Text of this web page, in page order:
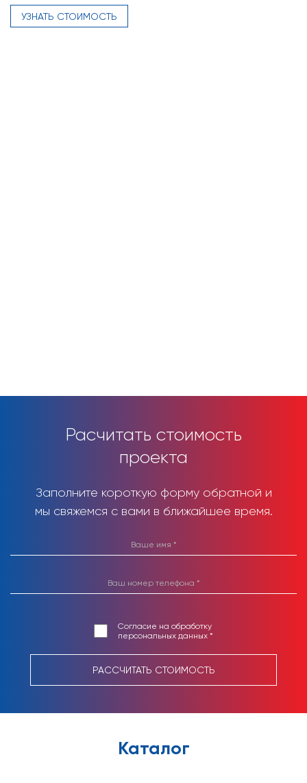
УЗНАТЬ СТОИМОСТЬ
Расчитать стоимость
проекта
Заполните короткую форму обратной и
мы свяжемся с вами в ближайшее время.
Согласие на обработку
персональных данных *
РАССЧИТАТЬ СТОИМОСТЬ
Каталог